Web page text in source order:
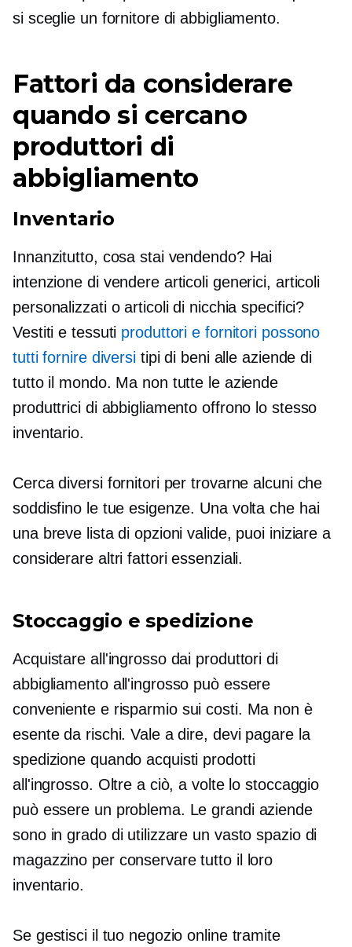
si sceglie un fornitore di abbigliamento.
Fattori da considerare
quando si cercano
produttori di
abbigliamento
Inventario
Innanzitutto, cosa stai vendendo? Hai
intenzione di vendere articoli generici, articoli
personalizzati o articoli di nicchia specifici?
Vestiti e tessuti produttori e fornitori possono
tutti fornire diversitipi di beni alle aziende di
tutto il mondo. Ma non tutte le aziende
produttrici di abbigliamento offrono lo stesso
inventario.
Cerca diversi fornitori per trovarne alcuni che
soddisfino le tue esigenze. Una volta che hai
una breve lista di opzioni valide, puoi iniziare a
considerare altri fattori essenziali.
Stoccaggio e spedizione
Acquistare all'ingrosso dai produttori di
abbigliamento all'ingrosso può essere
conveniente e risparmio sui costi. Ma non è
esente da rischi. Vale a dire, devi pagare la
spedizione quando acquisti prodotti
all'ingrosso. Oltre a ciò, a volte lo stoccaggio
può essere un problema. Le grandi aziende
sono in grado di utilizzare un vasto spazio di
magazzino per conservare tutto il loro
inventario.
Se gestisci il tuo negozio online tramite